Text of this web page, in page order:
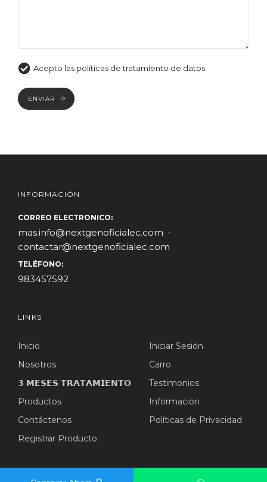
Acepto las políticas de tratamiento de datos.
ENVIAR
INFORMACIÓN
CORREO ELECTRONICO:
mas.info@nextgenoficialec.com
contactar@nextgenoficialec.com
TELÉFONO:
983457592
LINKS
Inicio
Nosotros
𝟯 𝗠𝗘𝗦𝗘𝗦 𝗧𝗥𝗔𝗧𝗔𝗠𝗜𝗘𝗡𝗧𝗢
Productos
Contáctenos
Registrar Producto
Iniciar Sesión
Carro
Testimonios
Información
Políticas de Privacidad
BOLETÍN INFORMATIVO